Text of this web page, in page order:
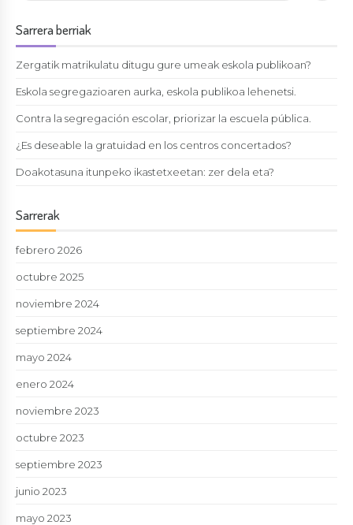
Sarrera berriak
Zergatik matrikulatu ditugu gure umeak eskola publikoan?
Eskola segregazioaren aurka, eskola publikoa lehenetsi.
Contra la segregación escolar, priorizar la escuela pública.
¿Es deseable la gratuidad en los centros concertados?
Doakotasuna itunpeko ikastetxeetan: zer dela eta?
Sarrerak
febrero 2026
octubre 2025
noviembre 2024
septiembre 2024
mayo 2024
enero 2024
noviembre 2023
octubre 2023
septiembre 2023
junio 2023
mayo 2023